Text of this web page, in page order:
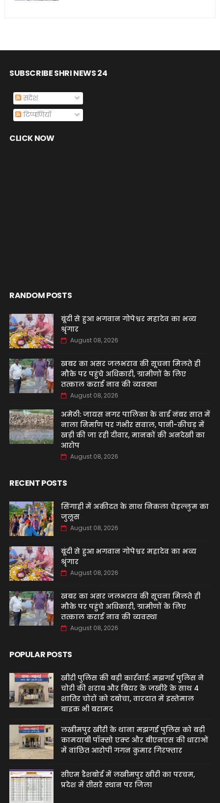
SUBSCRIBE SHRI NEWS 24
संदेश
टिप्पणियाँ
CLICK NOW
RANDOM POSTS
बूंदी से हुआ भगवान गोपेश्वर महादेव का भव्य
श्रृंगार
August 08, 2026
खबर का असर जलभराव की सूचना मिलते ही
मौके पर पहुंचे अधिकारी, ग्रामीणों के लिए
तत्काल कराई नाव की व्यवस्था
August 08, 2026
अमेठी: जायस नगर पालिका के वार्ड नंबर सात में
नाला निर्माण पर गंभीर सवाल, पानी-कीचड़ में
खड़ी की जा रही दीवार, मानकों की अनदेखी का
आरोप
August 08, 2026
RECENT POSTS
सिंगाही में अकीदत के साथ निकला चेहल्लुम का
जुलूस
August 08, 2026
बूंदी से हुआ भगवान गोपेश्वर महादेव का भव्य
श्रृंगार
August 08, 2026
खबर का असर जलभराव की सूचना मिलते ही
मौके पर पहुंचे अधिकारी, ग्रामीणों के लिए
तत्काल कराई नाव की व्यवस्था
August 08, 2026
POPULAR POSTS
खीरी पुलिस की बड़ी कार्रवाई: मझगई पुलिस ने
चोरी की शराब और बियर के जखीरे के साथ 4
शातिर चोरों को दबोचा, वारदात में इस्तेमाल
बाइक भी बरामद
लखीमपुर खीरी के थाना मझगई पुलिस को बड़ी
कामयाबी पॉक्सो एक्ट और बीएनएस की धाराओं
में वांछित आरोपी गगन कुमार गिरफ्तार
सीएम डैशबोर्ड में लखीमपुर खीरी का परचम,
प्रदेश में तीसरे स्थान पर जिला